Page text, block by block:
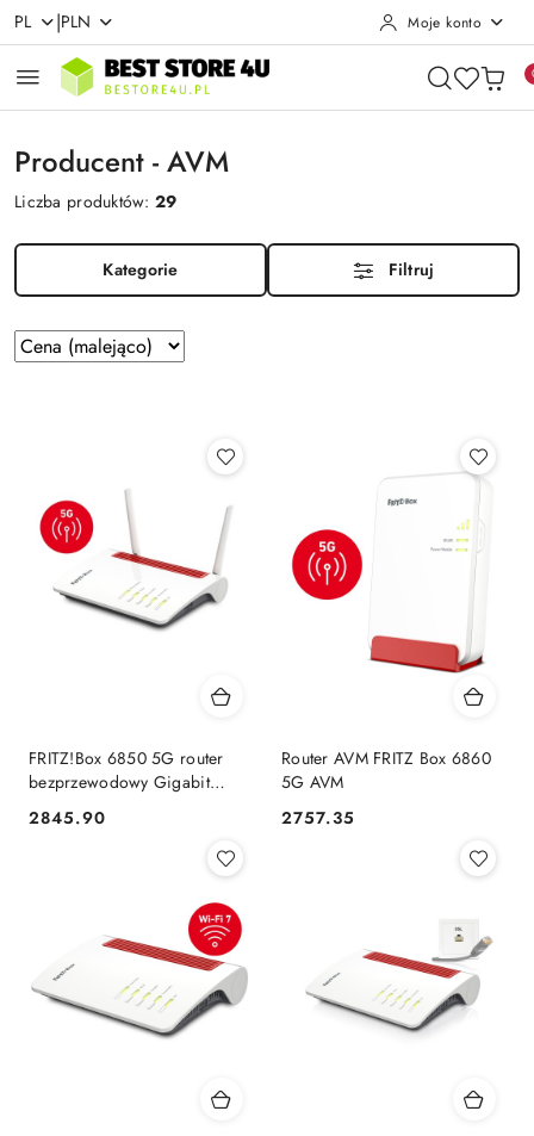
Przejdź do treści głównej
Przejdź do wyszukiwarki
Przejdź do moje konto
Przejdź do menu głównego
Przejdź do stopki
PL |PLN Moje konto
Producent - AVM
Liczba produktów:29
Kategorie Filtruj
Zastosowano
sortowanie:
Sortuj
według
FRITZ!Box 6850 5G router
bezprzewodowy Gigabit
Ethernet Dual-band (2.4
GHz/5 GHz) Czarny,
Cena:
2845.90
Router AVM FRITZ Box 6860
5G AVM
Cena:
2757.35